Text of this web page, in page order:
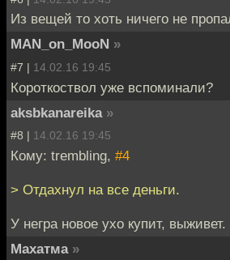
Из вещей то хоть ничего не
MAN_on_MooN »
#7 | 14.02.16 19:45
Короткоствол уже вспоминали?
aksbkanareika »
#8 | 14.02.16 19:45
Кому: trembling, #4
> Отдахнул на все деньги.
У негра новое ухо купит, выживет.
Махатма »